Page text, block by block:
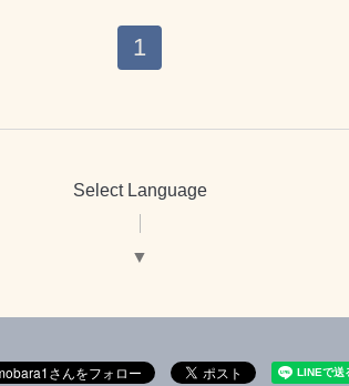
1
Select Language
▼